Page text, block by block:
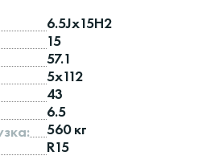
6.5Jx15H2
15
57.1
5x112
43
6.5
560 кг
R15